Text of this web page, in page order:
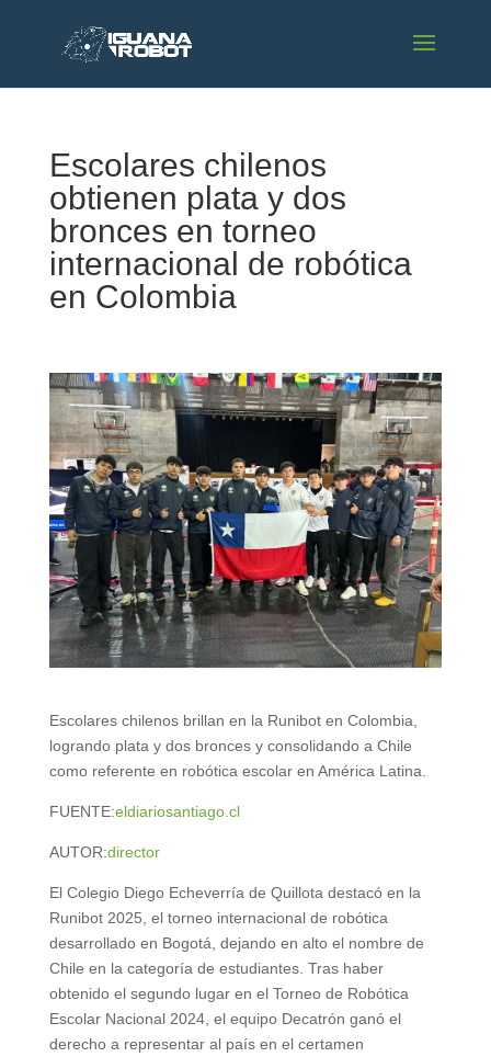
Escolares chilenos
obtienen plata y dos
bronces en torneo
internacional de robótica
en Colombia
Escolares chilenos brillan en la Runibot en Colombia,
logrando plata y dos bronces y consolidando a Chile
como referente en robótica escolar en América Latina.
FUENTE:eldiariosantiago.cl
AUTOR:director
El Colegio Diego Echeverría de Quillota destacó en la
Runibot 2025, el torneo internacional de robótica
desarrollado en Bogotá, dejando en alto el nombre de
Chile en la categoría de estudiantes. Tras haber
obtenido el segundo lugar en el Torneo de Robótica
Escolar Nacional 2024, el equipo Decatrón ganó el
derecho a representar al país en el certamen